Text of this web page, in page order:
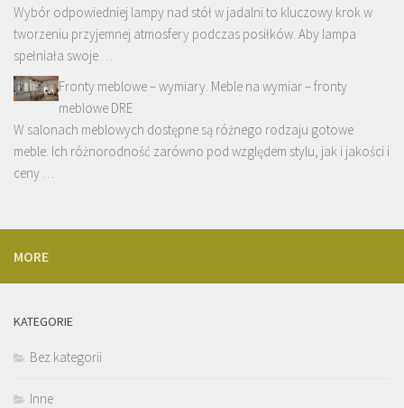
Wybór odpowiedniej lampy nad stół w jadalni to kluczowy krok w
tworzeniu przyjemnej atmosfery podczas posiłków. Aby lampa
spełniała swoje …
Fronty meblowe – wymiary. Meble na wymiar – fronty
meblowe DRE
W salonach meblowych dostępne są różnego rodzaju gotowe
meble. Ich różnorodność zarówno pod względem stylu, jak i jakości i
ceny …
MORE
KATEGORIE
Bez kategorii
Inne